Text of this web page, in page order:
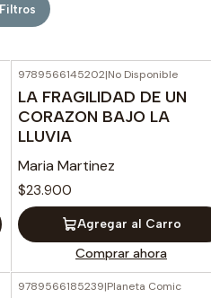
Filtros
9789566145202|No Disponible
LA FRAGILIDAD DE UN
CORAZON BAJO LA
LLUVIA
Maria Martinez
$23.900
Agregar al Carro
Comprar ahora
9789566185239|Planeta Comic